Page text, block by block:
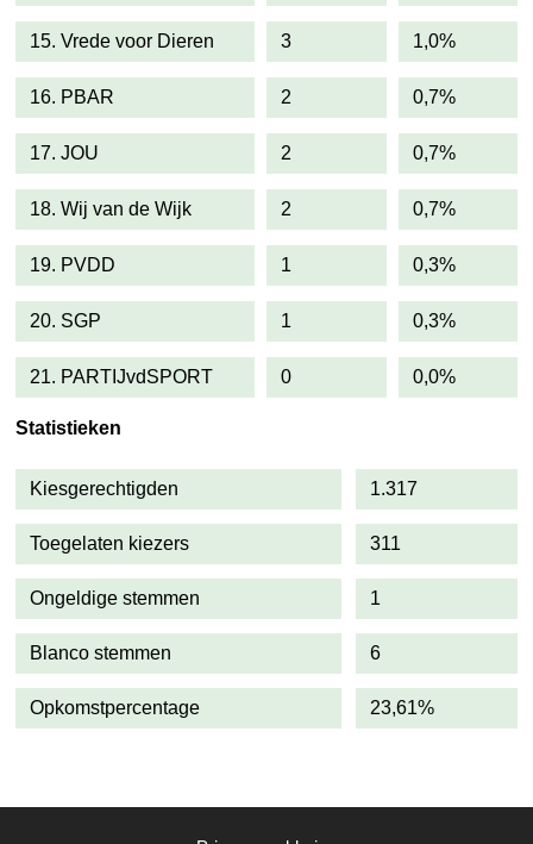
15. Vrede voor Dieren 3 1,0%
16. PBAR 2 0,7%
17. JOU 2 0,7%
18. Wij van de Wijk 2 0,7%
19. PVDD 1 0,3%
20. SGP 1 0,3%
21. PARTIJvdSPORT 0 0,0%
Statistieken
Kiesgerechtigden 1.317
Toegelaten kiezers 311
Ongeldige stemmen 1
Blanco stemmen 6
Opkomstpercentage 23,61%